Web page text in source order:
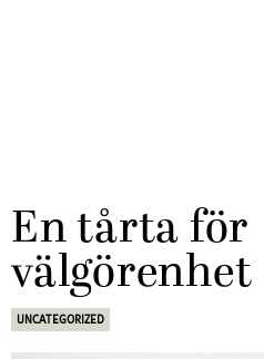
En tårta för
välgörenhet
UNCATEGORIZED